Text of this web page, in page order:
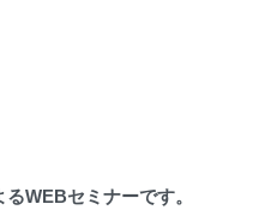
るWEBセミナーです。